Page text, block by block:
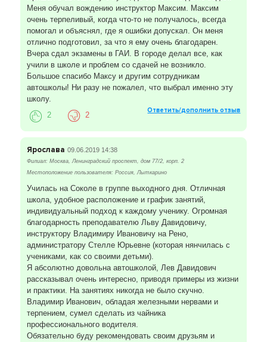
Меня обучал вождению инструктор Максим. Максим
очень терпеливый, когда что-то не получалось, всегда
помогал и объяснял, где я ошибки допускал. Он меня
отлично подготовил, за что я ему очень благодарен.
Вчера сдал экзамены в ГАИ. В городе делал все, как
учили в школе и проблем со сдачей не возникло.
Большое спасибо Максу и другим сотрудникам
автошколы! Ни разу не пожалел, что выбрал именно эту
школу.
Ответить/дополнить отзыв
2 2
Ярослава 09.06.2019 14:38
Филиал: Москва, Ленинградский проспект, дом 77/2, корп. 2
Местоположение пользователя: Россия, Лыткарино
Училась на Соколе в группе выходного дня. Отличная
школа, удобное расположение и график занятий,
индивидуальный подход к каждому ученику. Огромная
благодарность преподавателю Льву Давидовичу,
инструктору Владимиру Ивановичу на Рено,
администратору Стелле Юрьевне (которая нянчилась с
учениками, как со своими детьми).
Я абсолютно довольна автошколой, Лев Давидович
рассказывал очень интересно, приводя примеры из жизни
и практики. На занятиях никогда не было скучно.
Владимир Иванович, обладая железными нервами и
терпением, сумел сделать из чайника
профессионального водителя.
Обязательно буду рекомендовать своим друзьям и